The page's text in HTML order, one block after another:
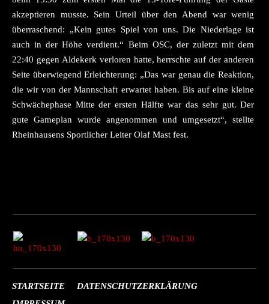
akzeptieren musste. Sein Urteil über den Abend war wenig
überraschend: „Kein gutes Spiel von uns. Die Niederlage ist
auch in der Höhe verdient.“ Beim OSC, der zuletzt mit dem
22:40 gegen Aldekerk verloren hatte, herrschte auf der anderen
Seite überwiegend Erleichterung: „Das war genau die Reaktion,
die wir von der Mannschaft erwartet haben. Bis auf eine kleine
Schwächephase Mitte der ersten Hälfte war das sehr gut. Der
gute Gameplan wurde angenommen und umgesetzt“, stellte
Rheinhausens Sportlicher Leiter Olaf Mast fest.
STARTSEITE
DATENSCHUTZERKLÄRUNG